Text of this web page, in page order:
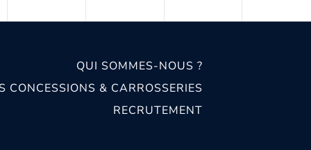
QUI SOMMES-NOUS ?
CONCESSIONS & CARROSSERIES
RECRUTEMENT